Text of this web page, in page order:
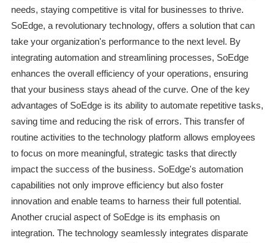
needs, staying competitive is vital for businesses to thrive.
SoEdge, a revolutionary technology, offers a solution that can
take your organization's performance to the next level. By
integrating automation and streamlining processes, SoEdge
enhances the overall efficiency of your operations, ensuring
that your business stays ahead of the curve. One of the key
advantages of SoEdge is its ability to automate repetitive tasks,
saving time and reducing the risk of errors. This transfer of
routine activities to the technology platform allows employees
to focus on more meaningful, strategic tasks that directly
impact the success of the business. SoEdge's automation
capabilities not only improve efficiency but also foster
innovation and enable teams to harness their full potential.
Another crucial aspect of SoEdge is its emphasis on
integration. The technology seamlessly integrates disparate